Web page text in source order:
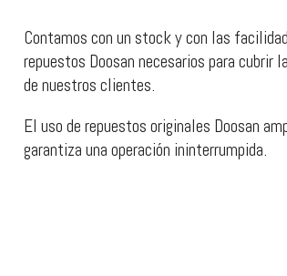
Contamos con un stock y con las
repuestos Doosan necesarios para cubrir
de nuestros clientes.
El uso de repuestos originales Doosan
garantiza una operación ininterrumpida.